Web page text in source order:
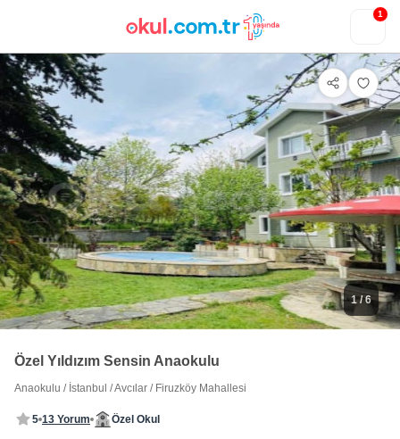
1
1/ 6
Özel Yıldızım Sensin Anaokulu
Anaokulu / İstanbul /Avcılar / Firuzköy Mahallesi
5 13 Yorum Özel Okul